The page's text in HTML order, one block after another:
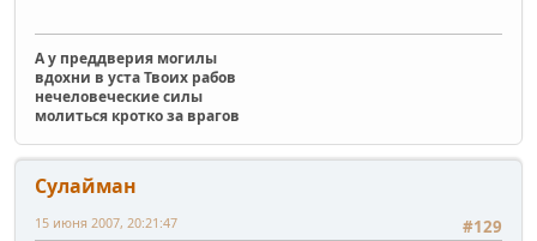
А у преддверия могилы
вдохни в уста Твоих рабов
нечеловеческие силы
молиться кротко за врагов
Сулайман
#129
15 июня 2007, 20:21:47